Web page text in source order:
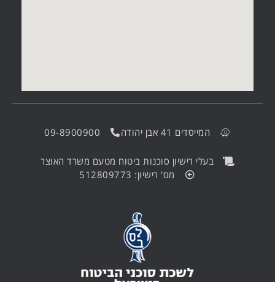
המייסדים 41 אבן יהודה 09-8900900
בעלי רישיון סוכנות ביטוח מטעם משרד האוצר
מס' רישיון: 512809773